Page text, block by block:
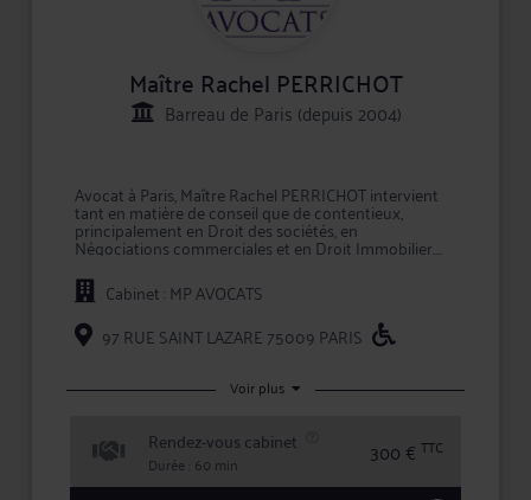
Maître Rachel PERRICHOT
Barreau de Paris (depuis 2004)
Avocat à Paris, Maître Rachel PERRICHOT intervient
tant en matière de conseil que de contentieux,
principalement en Droit des sociétés, en
Négociations commerciales et en Droit Immobilier.
Pour toute problématique dans ses champs de
compétence, Me PERRICHOT vous conseille et vous
assiste en lien étroit avec des avocats fiscalistes et de
droit social.
intérêts à Me PERRICHOT, vous bénéficiez d'une
totale confidentialité dans le traitement de votre
dossier.
Cabinet : MP AVOCATS
97 RUE SAINT LAZARE 75009 PARIS
Voir plus
Rendez-vous cabinet
Durée : 60 min 300 € TTC